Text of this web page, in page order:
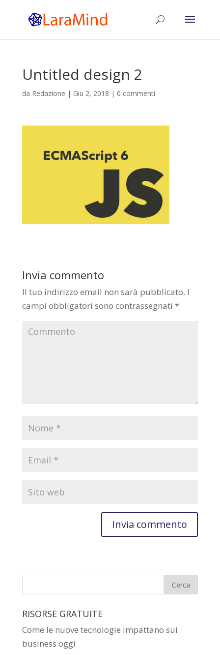
Untitled design 2
da Redazione | Giu 2, 2018 | 0 commenti
Invia commento
Il tuo indirizzo email non sarà pubblicato. I
campi obbligatori sono contrassegnati *
RISORSE GRATUITE
Come le nuove tecnologie impattano sui
business oggi